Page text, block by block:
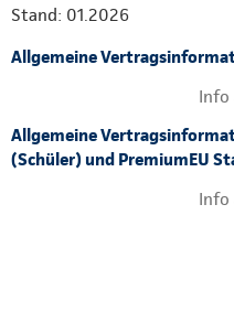
Stand: 01.2026
Allgemeine
Info
Allgemeine
(Schüler) und PremiumEU
Info